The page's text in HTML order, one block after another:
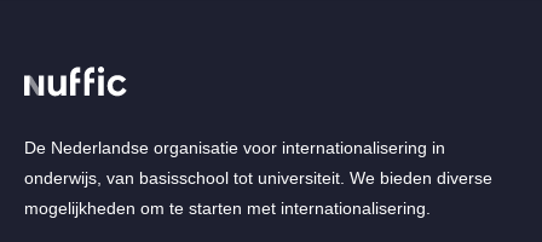
De Nederlandse organisatie voor internationalisering in
onderwijs, van basisschool tot universiteit. We bieden diverse
mogelijkheden om te starten met internationalisering.